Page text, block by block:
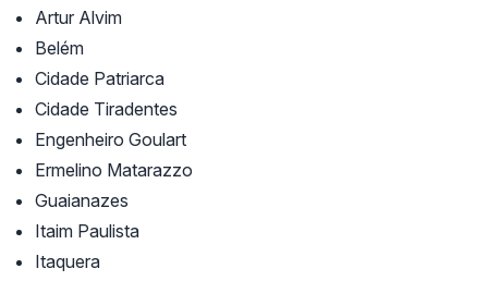
Artur Alvim
Belém
Cidade Patriarca
Cidade Tiradentes
Engenheiro Goulart
Ermelino Matarazzo
Guaianazes
Itaim Paulista
Itaquera